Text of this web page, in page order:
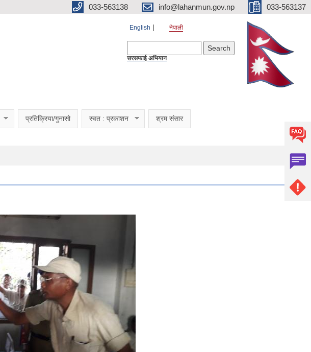
033-563138 info@lahanmun.gov.np 033-563137
English नेपाली
सरसफाई अभियान
प्रतिक्रिया/गुनासो स्वत : प्रकाशन श्रम संसार